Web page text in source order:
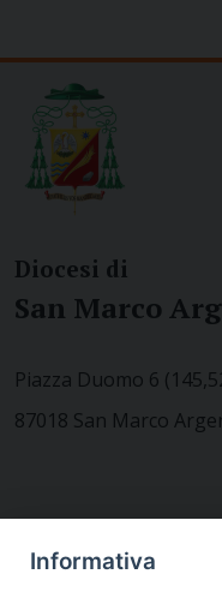
Diocesi di
San Marco
Piazza Duomo 6
87018 San Marco
Informativa